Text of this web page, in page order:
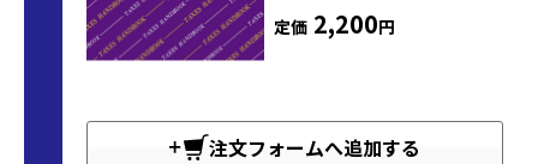
定価2,200円
注文フォームへ追加する